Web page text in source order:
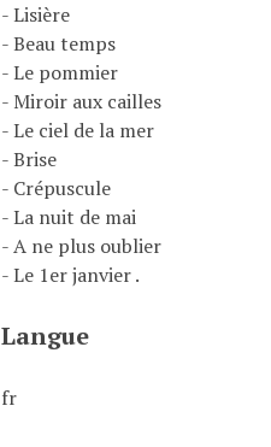
- Lisière
- Beau temps
- Le pommier
- Miroir aux cailles
- Le ciel de la mer
- Brise
- Crépuscule
- La nuit de mai
- A ne plus oublier
- Le 1er janvier .
Langue
fr